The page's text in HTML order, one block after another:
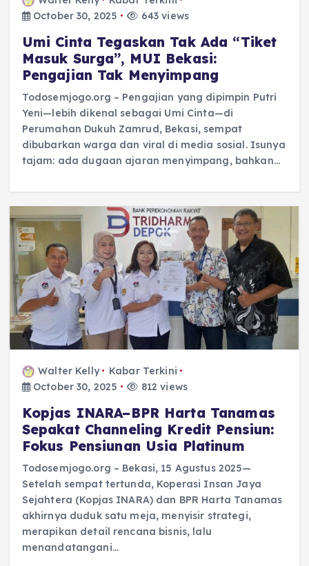
October 30, 2025
643 views
Umi Cinta Tegaskan Tak Ada “Tiket
Masuk Surga”, MUI Bekasi:
Pengajian Tak Menyimpang
Todosemjogo.org – Pengajian yang dipimpin Putri
Yeni—lebih dikenal sebagai Umi Cinta—di
Perumahan Dukuh Zamrud, Bekasi, sempat
dibubarkan warga dan viral di media sosial. Isunya
tajam: ada dugaan ajaran menyimpang, bahkan…
Walter Kelly
Kabar Terkini
October 30, 2025
812 views
Kopjas INARA–BPR Harta Tanamas
Sepakat Channeling Kredit Pensiun:
Fokus Pensiunan Usia Platinum
Todosemjogo.org – Bekasi, 15 Agustus 2025—
Setelah sempat tertunda, Koperasi Insan Jaya
Sejahtera (Kopjas INARA) dan BPR Harta Tanamas
akhirnya duduk satu meja, menyisir strategi,
merapikan detail rencana bisnis, lalu
menandatangani…